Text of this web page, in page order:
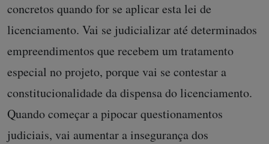
concretos quando for se aplicar esta lei de
licenciamento. Vai se judicializar até determinados
empreendimentos que recebem um tratamento
especial no projeto, porque vai se contestar a
constitucionalidade da dispensa do licenciamento.
Quando começar a pipocar questionamentos
judiciais, vai aumentar a insegurança dos